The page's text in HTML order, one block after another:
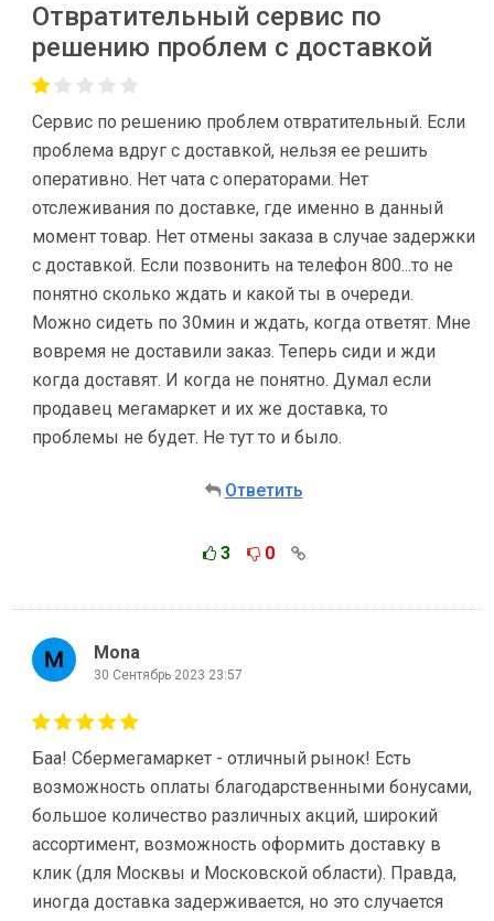
Отвратительный сервис по
решению проблем с доставкой
Сервис по решению проблем отвратительный. Если
проблема вдруг с доставкой, нельзя ее решить
оперативно. Нет чата с операторами. Нет
отслеживания по доставке, где именно в данный
момент товар. Нет отмены заказа в случае задержки
с доставкой. Если позвонить на телефон 800...то не
понятно сколько ждать и какой ты в очереди.
Можно сидеть по 30мин и ждать, когда ответят. Мне
вовремя не доставили заказ. Теперь сиди и жди
когда доставят. И когда не понятно. Думал если
продавец мегамаркет и их же доставка, то
проблемы не будет. Не тут то и было.
Ответить
3 0
Mona
30 Сентябрь 2023 23:57
Баа! Сбермегамаркет - отличный рынок! Есть
возможность оплаты благодарственными бонусами,
большое количество различных акций, широкий
ассортимент, возможность оформить доставку в
клик (для Москвы и Московской области). Правда,
иногда доставка задерживается, но это случается